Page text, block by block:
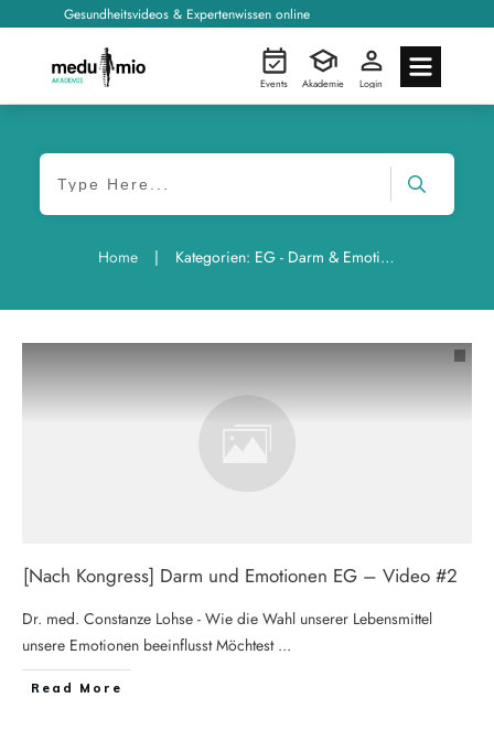
Gesundheitsvideos & Expertenwissen online
Events Akademie Login
Home | Kategorien: EG - Darm & Emotionen
[Nach Kongress] Darm und Emotionen EG – Video #2
Dr. med. Constanze Lohse - Wie die Wahl unserer Lebensmittel
unsere Emotionen beeinflusst Möchtest ...
Read More